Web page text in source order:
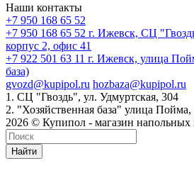
Наши контакты
+7 950 168 65 52
+7 950 168 65 52 г. Ижевск, СЦ
корпус 2, офис 41
+7 922 501 63 11 г. Ижевск, улица
база)
gvozd@kupipol.ru hozbaza@kupipol.ru
1. СЦ "Гвоздь", ул. Удмуртская, 304
2. "Хозяйственная база" улица Пойма,
2026 © Купипол - магазин напольных
Найти